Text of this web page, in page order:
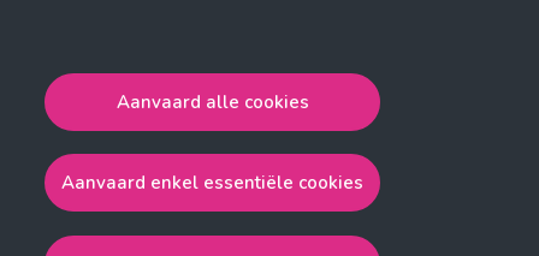
Aanvaard alle cookies
Aanvaard enkel essentiële cookies